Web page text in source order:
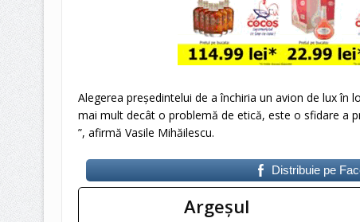
Alegerea președintelui de a închiria un avion de lux în
mai mult decât o problemă de etică, este o sfidare a
”, afirmă Vasile Mihăilescu.
Distribuie pe
Argeşul